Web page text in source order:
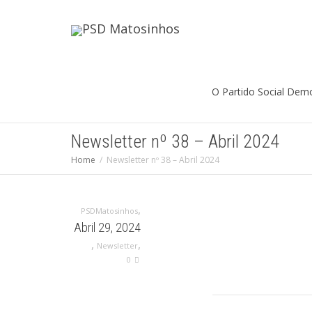
O Partido Social
Newsletter nº 38 – Abril 2024
Home Newsletter nº 38 – Abril 2024
PSDMatosinhos,
Abril 29, 2024
, Newsletter,
0